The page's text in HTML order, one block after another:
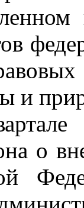
и
о